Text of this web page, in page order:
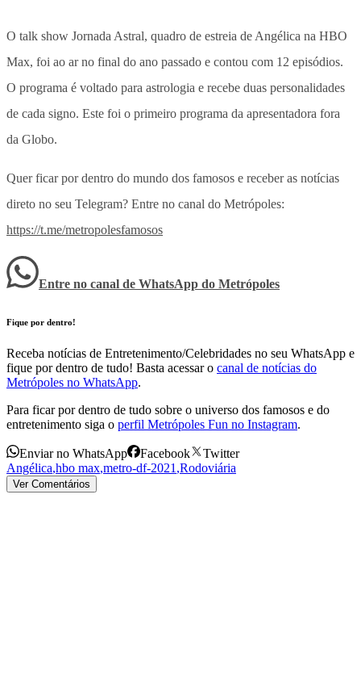
O talk show Jornada Astral, quadro de estreia de Angélica na HBO
Max, foi ao ar no final do ano passado e contou com 12 episódios.
O programa é voltado para astrologia e recebe duas personalidades
de cada signo. Este foi o primeiro programa da apresentadora fora
da Globo.
Quer ficar por dentro do mundo dos famosos e receber as notícias
direto no seu Telegram? Entre no canal do Metrópoles:
https://t.me/metropolesfamosos
Entre no canal de WhatsApp do Metrópoles
Fique por dentro!
Receba notícias de Entretenimento/Celebridades no seu WhatsApp e
fique por dentro de tudo! Basta acessar o canal de notícias do
Metrópoles no WhatsApp.
Para ficar por dentro de tudo sobre o universo dos famosos e do
entretenimento siga o perfil Metrópoles Fun no Instagram.
Enviar no WhatsApp Facebook
Twitter
Angélica,hbo max,metro-df-2021,Rodoviária
Ver Comentários